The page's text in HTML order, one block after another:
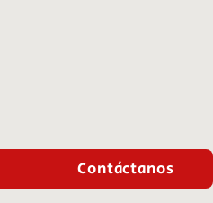
Contáctanos